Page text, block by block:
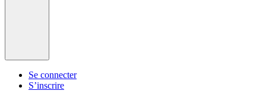
Se connecter
S’inscrire